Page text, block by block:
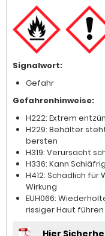
Signalwort:
Gefahr
Gefahrenhinweise:
H222: Extrem
H229: Behälter
bersten
H319: Verursacht
H336: Kann
H412: Schädlich
Wirkung
EUH066:
rissiger Haut führen
Hier